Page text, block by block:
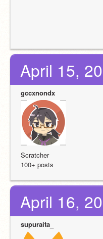
April 15,
gccxnondx
Scratcher
100+ posts
April 16,
supuraita_